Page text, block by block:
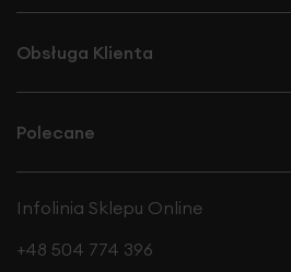
Obsługa Klienta
Polecane
Infolinia Sklepu Online
+48 504 774 396